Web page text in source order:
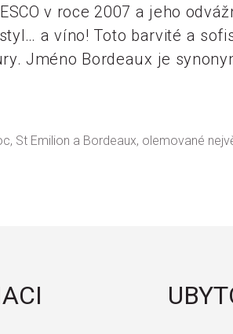
v roce 2007 a jeho
a víno! Toto barvité a
Jméno Bordeaux je
St Emilion a Bordeaux, olemované